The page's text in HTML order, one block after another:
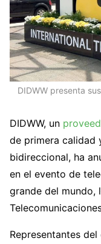
DIDWW presenta
DIDWW, un
de primera calidad
bidireccional, ha
en el evento de
grande del mundo,
Representantes